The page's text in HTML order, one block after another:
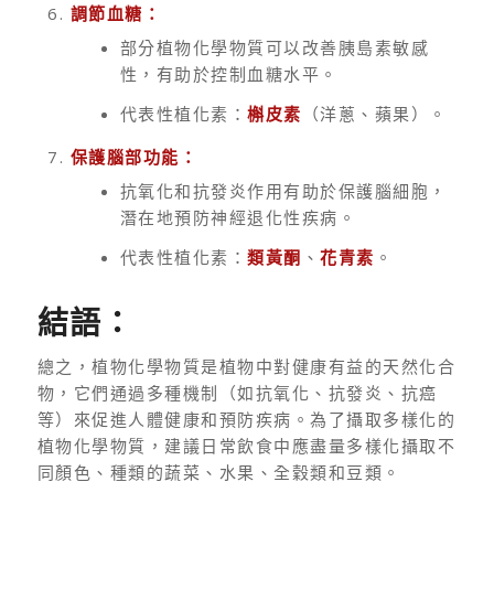
調節血糖：
部分植物化學物質可以改善胰島素敏感
性，有助於控制血糖水平。
代表性植化素：槲皮素 （洋蔥、蘋果）。
保護腦部功能：
抗氧化和抗發炎作用有助於保護腦細胞，
潛在地預防神經退化性疾病。
代表性植化素：類黃酮 、花青素 。
結語：
總之，植物化學物質是植物中對健康有益的天然化合
物，它們通過多種機制（如抗氧化、抗發炎、抗癌
等）來促進人體健康和預防疾病。為了攝取多樣化的
植物化學物質，建議日常飲食中應盡量多樣化攝取不
同顏色、種類的蔬菜、水果、全穀類和豆類。